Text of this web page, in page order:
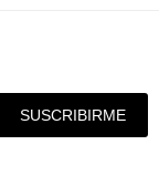
SUSCRIBIRME